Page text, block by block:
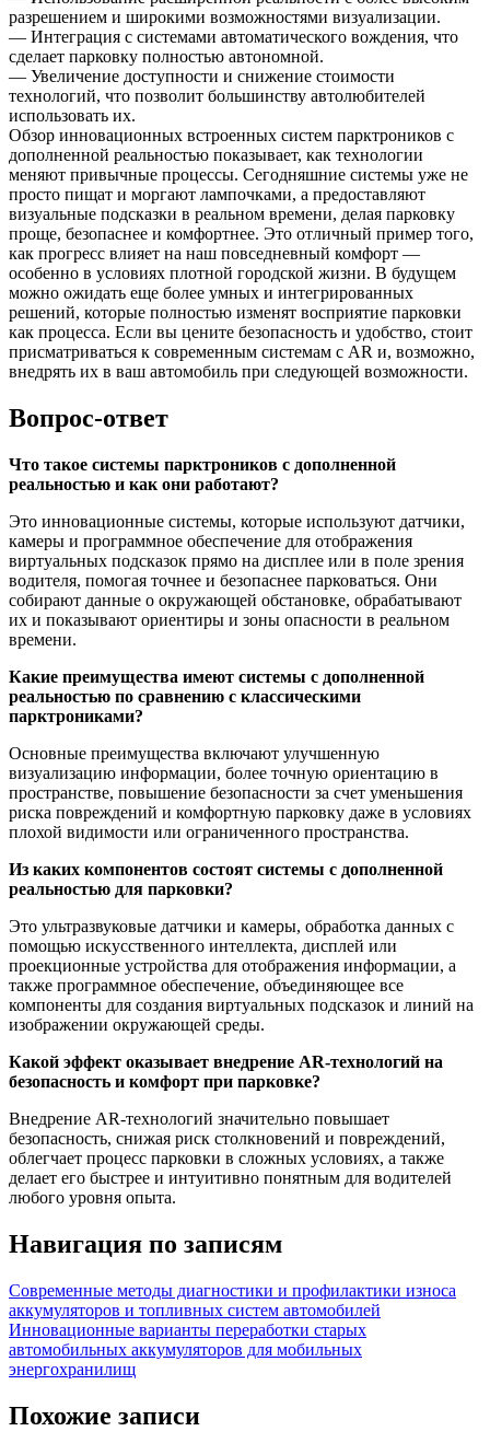
разрешением и широкими возможностями визуализации.
— Интеграция с системами автоматического вождения, что
сделает парковку полностью автономной.
— Увеличение доступности и снижение стоимости
технологий, что позволит большинству автолюбителей
использовать их.
Обзор инновационных встроенных систем парктроников с
дополненной реальностью показывает, как технологии
меняют привычные процессы. Сегодняшние системы уже не
просто пищат и моргают лампочками, а предоставляют
визуальные подсказки в реальном времени, делая парковку
проще, безопаснее и комфортнее. Это отличный пример того,
как прогресс влияет на наш повседневный комфорт —
особенно в условиях плотной городской жизни. В будущем
можно ожидать еще более умных и интегрированных
решений, которые полностью изменят восприятие парковки
как процесса. Если вы цените безопасность и удобство, стоит
присматриваться к современным системам с AR и, возможно,
внедрять их в ваш автомобиль при следующей возможности.
Вопрос-ответ
Что такое системы парктроников с дополненной
реальностью и как они работают?
Это инновационные системы, которые используют датчики,
камеры и программное обеспечение для отображения
виртуальных подсказок прямо на дисплее или в поле зрения
водителя, помогая точнее и безопаснее парковаться. Они
собирают данные о окружающей обстановке, обрабатывают
их и показывают ориентиры и зоны опасности в реальном
времени.
Какие преимущества имеют системы с дополненной
реальностью по сравнению с классическими
парктрониками?
Основные преимущества включают улучшенную
визуализацию информации, более точную ориентацию в
пространстве, повышение безопасности за счет уменьшения
риска повреждений и комфортную парковку даже в условиях
плохой видимости или ограниченного пространства.
Из каких компонентов состоят системы с дополненной
реальностью для парковки?
Это ультразвуковые датчики и камеры, обработка данных с
помощью искусственного интеллекта, дисплей или
проекционные устройства для отображения информации, а
также программное обеспечение, объединяющее все
компоненты для создания виртуальных подсказок и линий на
изображении окружающей среды.
Какой эффект оказывает внедрение AR-технологий на
безопасность и комфорт при парковке?
Внедрение AR-технологий значительно повышает
безопасность, снижая риск столкновений и повреждений,
облегчает процесс парковки в сложных условиях, а также
делает его быстрее и интуитивно понятным для водителей
любого уровня опыта.
Навигация по записям
Современные методы диагностики и профилактики износа
аккумуляторов и топливных систем автомобилей
Инновационные варианты переработки старых
автомобильных аккумуляторов для мобильных
энергохранилищ
Похожие записи